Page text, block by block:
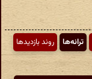
ترانه‌ها
روند بازدیدها